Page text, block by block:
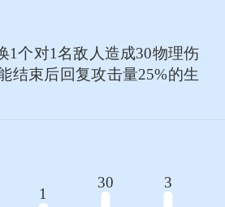
1个对1名敌人造成30物理伤
结束后回复攻击量25%的生
1
30 3